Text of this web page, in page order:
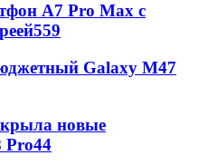
A7 Pro Max с
559
Galaxy M47
новые
Pro44